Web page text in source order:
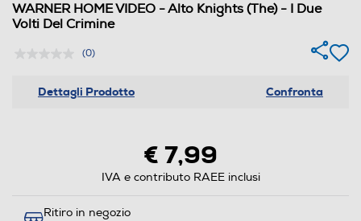
WARNER HOME VIDEO - Alto Knights (The) - I Due
Volti Del Crimine
(0)
Dettagli Prodotto Confronta
€ 7,99
IVA e contributo RAEE inclusi
Ritiro in negozio